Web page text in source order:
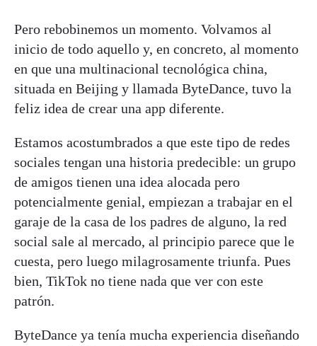
Pero rebobinemos un momento. Volvamos al
inicio de todo aquello y, en concreto, al momento
en que una multinacional tecnológica china,
situada en Beijing y llamada ByteDance, tuvo la
feliz idea de crear una app diferente.
Estamos acostumbrados a que este tipo de redes
sociales tengan una historia predecible: un grupo
de amigos tienen una idea alocada pero
potencialmente genial, empiezan a trabajar en el
garaje de la casa de los padres de alguno, la red
social sale al mercado, al principio parece que le
cuesta, pero luego milagrosamente triunfa. Pues
bien, TikTok no tiene nada que ver con este
patrón.
ByteDance ya tenía mucha experiencia diseñando